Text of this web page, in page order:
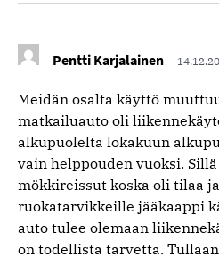
Pentti Karjalainen
Meidän osalta käyttö
matkailuauto oli
alkupuolelta lokakuun
vain helppouden vuoksi.
mökkireissut koska oli tilaa
ruokatarvikkeille jääkaappi
auto tulee olemaan
on todellista tarvetta.